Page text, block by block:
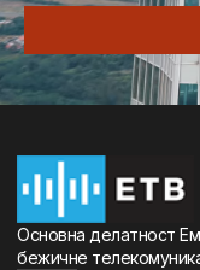
Oсновна дeлатност
бeжичнe